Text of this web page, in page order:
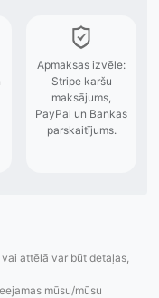
attēlā var būt detaļas,
mūsu/mūsu